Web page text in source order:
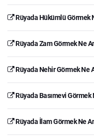
Rüyada Hükümlü Görmek
Rüyada Zam Görmek Ne
Rüyada Nehir Görmek Ne
Rüyada Basımevi Görmek
Rüyada İlam Görmek Ne